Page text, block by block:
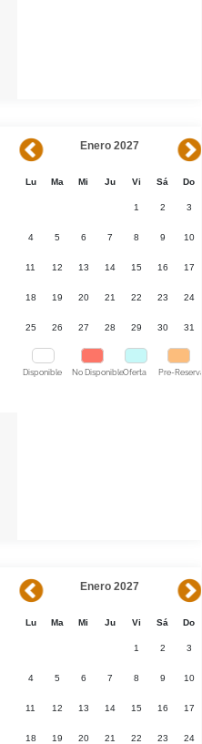
Enero 2027
Lu Ma Mi Ju Vi Sá Do
1 2 3
4 5 6 7 8 9 10
11 12 13 14 15 16 17
18 19 20 21 22 23 24
25 26 27 28 29 30 31
Disponible No DisponibleOferta Pre-Reserva
Enero 2027
Lu Ma Mi Ju Vi Sá Do
1 2 3
4 5 6 7 8 9 10
11 12 13 14 15 16 17
18 19 20 21 22 23 24